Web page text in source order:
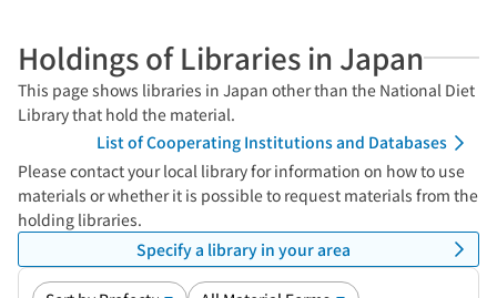
Holdings of Libraries in Japan
This page shows libraries in Japan other than the National Diet
Library that hold the material.
List of Cooperating Institutions and Databases
Please contact your local library for information on how to use
materials or whether it is possible to request materials from the
holding libraries.
Specify a library in your area